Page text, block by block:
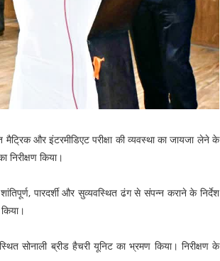
और इंटरमीडिएट परीक्षा की व्यवस्था का जायजा लेने के
किया।
पारदर्शी और सुव्यवस्थित ढंग से संपन्न कराने के निर्देश
सोनाली ब्रीड हैचरी यूनिट का भ्रमण किया। निरीक्षण के